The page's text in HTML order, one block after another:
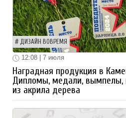
ДИЗАЙН ВОВРЕМЯ
12:08 | 7 июля
Наградная продукция в
Дипломы, медали, вымпелы,
из акрила дерева